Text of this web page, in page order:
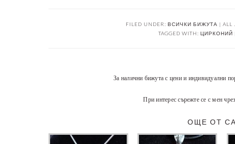
FILED UNDER: ВСИЧКИ БИЖУТА | ALL
TAGGED WITH: ЦИРКОНИЙ |
За налични бижута с цени и индивидуални
При интерес сърежте се с мен
ОЩЕ ОТ